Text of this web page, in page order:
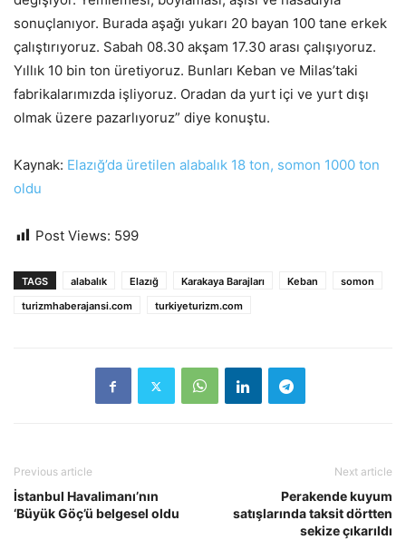
sonuçlanıyor. Burada aşağı yukarı 20 bayan 100 tane erkek
çalıştırıyoruz. Sabah 08.30 akşam 17.30 arası çalışıyoruz.
Yıllık 10 bin ton üretiyoruz. Bunları Keban ve Milas’taki
fabrikalarımızda işliyoruz. Oradan da yurt içi ve yurt dışı
olmak üzere pazarlıyoruz” diye konuştu.
Kaynak: Elazığ’da üretilen alabalık 18 ton, somon 1000 ton
oldu
Post Views: 599
TAGS alabalık Elazığ Karakaya Barajları Keban
somon
turizmhaberajansi.com
turkiyeturizm.com
Previous article
İstanbul Havalimanı’nın
‘Büyük Göç’ü belgesel oldu
Next article
Perakende kuyum
satışlarında taksit dörtten
sekize çıkarıldı